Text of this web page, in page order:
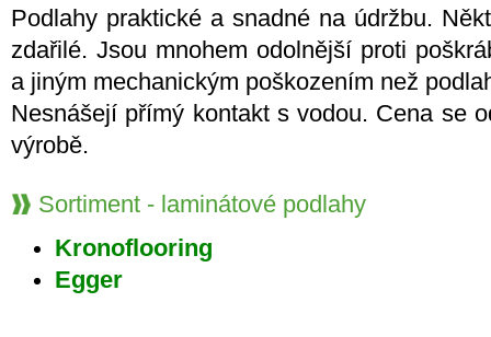
Podlahy praktické a snadné na údržbu.
zdařilé. Jsou mnohem odolnější proti
a jiným mechanickým poškozením než
Nesnášejí přímý kontakt s vodou. Cena se
výrobě.
Sortiment - laminátové podlahy
Kronoflooring
Egger